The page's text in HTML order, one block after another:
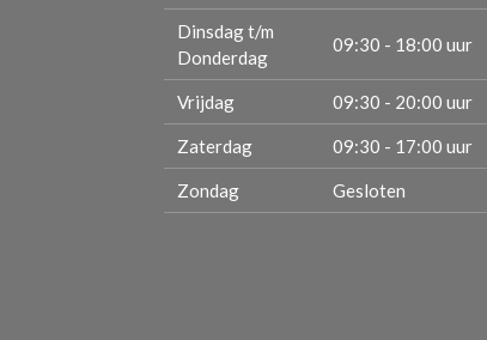
Dinsdag t/m
Donderdag
09:30 - 18:00 uur
Vrijdag 09:30 - 20:00 uur
Zaterdag 09:30 - 17:00 uur
Zondag Gesloten